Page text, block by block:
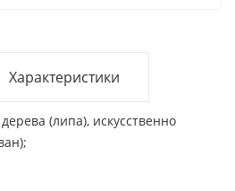
Характеристики
(липа), искусственно